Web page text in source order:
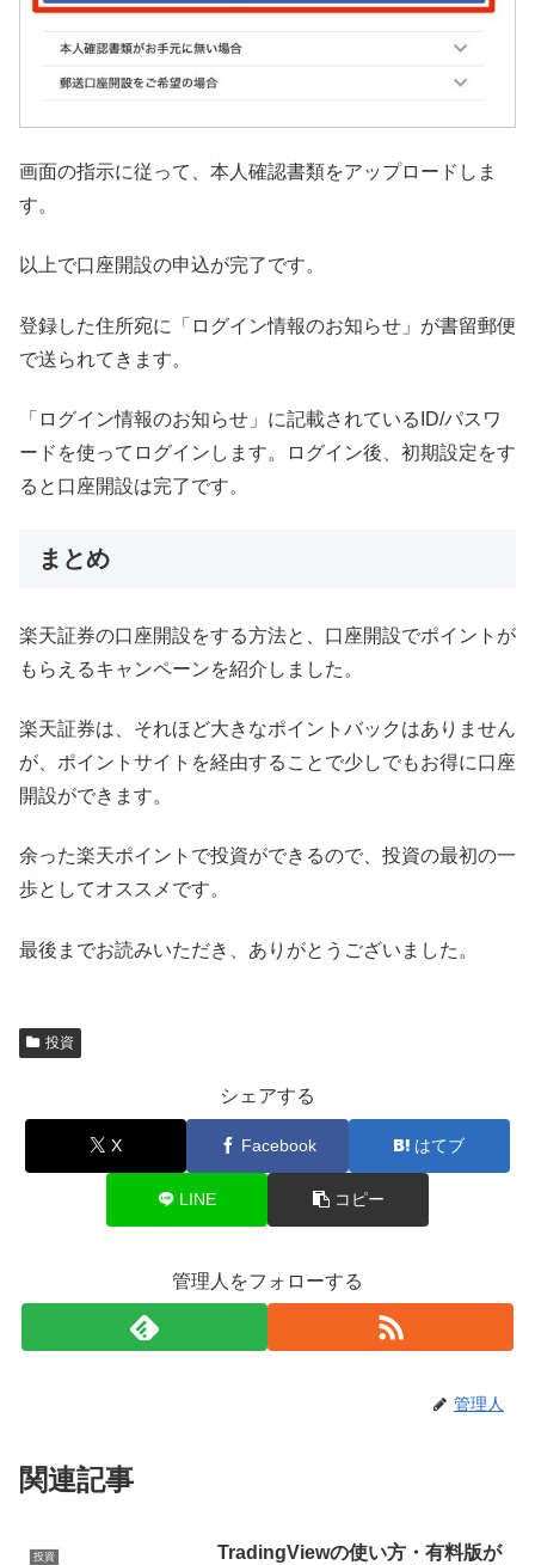
画面の指示に従って、本人確認書類をアップロードしま
す。
以上で口座開設の申込が完了です。
登録した住所宛に「ログイン情報のお知らせ」が書留郵便
で送られてきます。
「ログイン情報のお知らせ」に記載されているID/パスワ
ードを使ってログインします。ログイン後、初期設定をす
ると口座開設は完了です。
まとめ
楽天証券の口座開設をする方法と、口座開設でポイントが
もらえるキャンペーンを紹介しました。
楽天証券は、それほど大きなポイントバックはありません
が、ポイントサイトを経由することで少しでもお得に口座
開設ができます。
余った楽天ポイントで投資ができるので、投資の最初の一
歩としてオススメです。
最後までお読みいただき、ありがとうございました。
投資
シェアする
X Facebook はてブ
LINE コピー
管理人をフォローする
管理人
関連記事
投資
TradingViewの使い方・有料版が